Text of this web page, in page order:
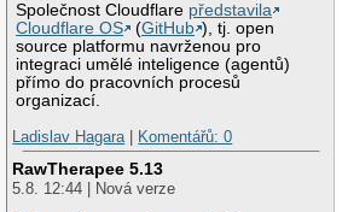
Společnost Cloudflare představila
Cloudflare OS
(GitHub ), tj. open
source platformu navrženou pro
integraci umělé inteligence (agentů)
přímo do pracovních procesů
organizací.
Ladislav Hagara| Komentářů: 0
RawTherapee 5.13
5.8. 12:44 | Nová verze